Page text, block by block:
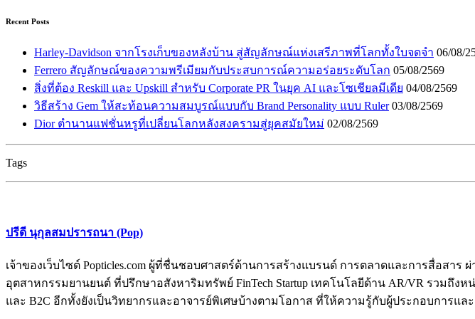
Recent Posts
Harley-Davidson จากโรงเก็บของหลังบ้าน สู่สัญลักษณ์แห่งเสรีภาพที่โลกทั้งใบจดจำ 06/08/
Ferrero สัญลักษณ์ของความพรีเมียมกับประสบการณ์ความอร่อยระดับโลก 05/08/2569
สิ่งที่ต้อง Reskill และ Upskill สำหรับ Corporate PR ในยุค AI และโซเชียลมีเดีย 04/08/2569
วิธีสร้าง Gem ให้สะท้อนความสมบูรณ์แบบกับ Brand Personality แบบ Ruler 03/08/2569
Dior ตำนานแฟชั่นหรูที่เปลี่ยนโลกหลังสงครามสู่ยุคสมัยใหม่ 02/08/2569
Tags
ปรีดี นุกุลสมปรารถนา (Pop)
เจ้าของเว็บไซต์ Popticles.com ผู้ที่ชื่นชอบศาสตร์ด้านการสร้างแบรนด์ การตลาดและการสื่อส
อุตสาหกรรมยานยนต์ ที่ปรึกษาอสังหาริมทรัพย์ FinTech Startup เทคโนโลยีด้าน AR/VR รวมถึง
และ B2C อีกทั้งยังเป็นวิทยากรและอาจารย์พิเศษบ้างตามโอกาส ที่ให้ความรู้กับผู้ประกอบการแล